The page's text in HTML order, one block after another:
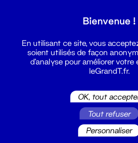
Bienvenue !
En utilisant ce site, vous
soient utilisés de façon
d'analyse pour améliorer votre
leGrandT.fr.
OK, tout
Tout refuser
Personnaliser